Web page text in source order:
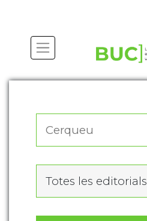
Totes les editorials